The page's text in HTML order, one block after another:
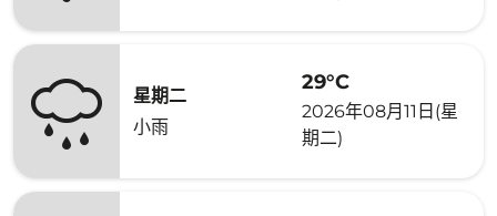
星期二
小雨
29°C
2026年08月11日(星
期二)